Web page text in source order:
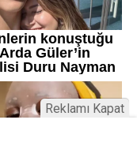
Reklamı Kapat